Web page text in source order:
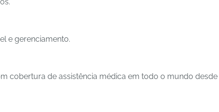
e gerenciamento.
cobertura de assistência médica em todo o mundo